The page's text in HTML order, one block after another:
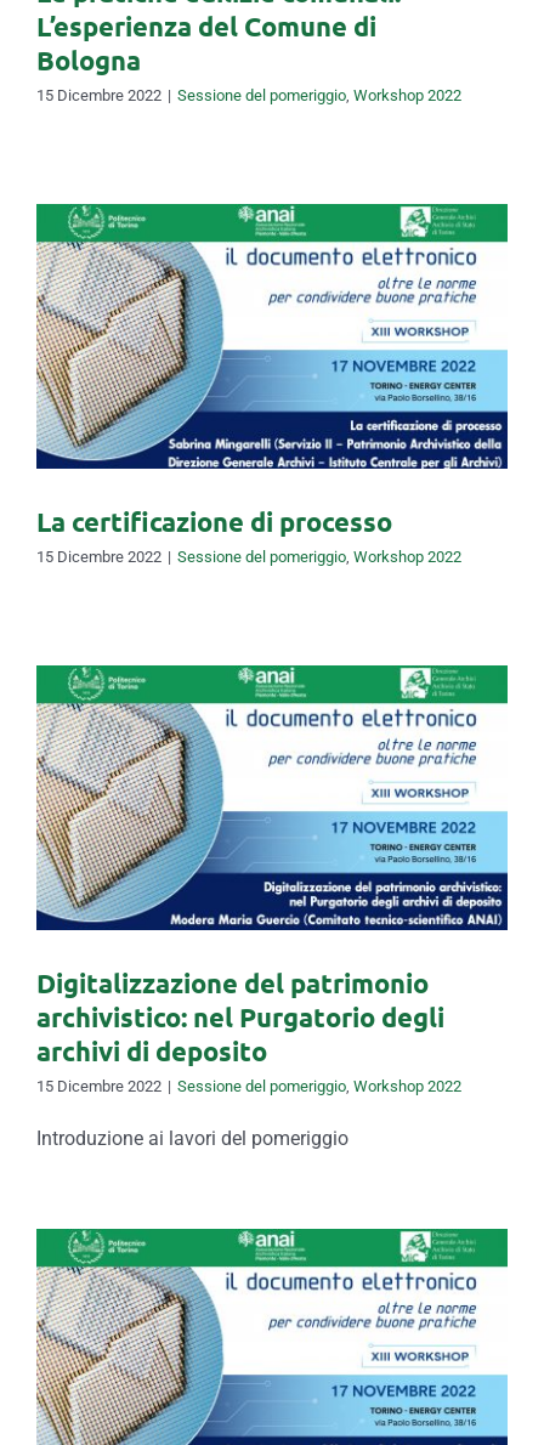
L’esperienza del Comune di
Bologna
15 Dicembre 2022 | Sessione del pomeriggio, Workshop 2022
La certificazione di processo
La certificazione di processo
15 Dicembre 2022 | Sessione del pomeriggio, Workshop 2022
Digitalizzazione del
patrimonio archivistico: nel
Purgatorio degli archivi di
deposito
Digitalizzazione del patrimonio
archivistico: nel Purgatorio degli
archivi di deposito
15 Dicembre 2022 | Sessione del pomeriggio, Workshop 2022
Introduzione ai lavori del pomeriggio
Comunicazione e diffusione di
dati personali: quali strategie
per la fruizione del
patrimonio archivistico